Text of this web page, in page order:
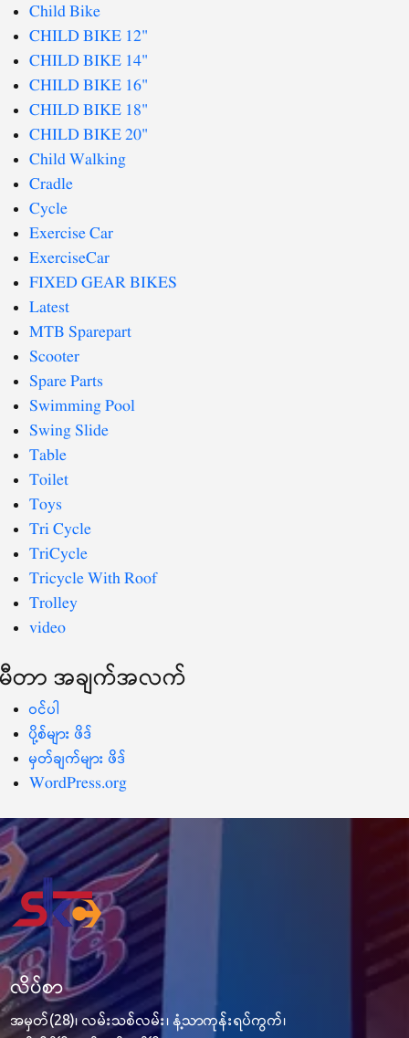
Child Bike
CHILD BIKE 12"
CHILD BIKE 14"
CHILD BIKE 16"
CHILD BIKE 18"
CHILD BIKE 20"
Child Walking
Cradle
Cycle
Exercise Car
ExerciseCar
FIXED GEAR BIKES
Latest
MTB Sparepart
Scooter
Spare Parts
Swimming Pool
Swing Slide
Table
Toilet
Toys
Tri Cycle
TriCycle
Tricycle With Roof
Trolley
video
မီတာ အချက်အလက်
ဝင်ပါ
ပို့စ်များ ဖိဒ်
မှတ်ချက်များ ဖိဒ်
WordPress.org
လိပ်စာ
အမှတ်(28)၊ လမ်းသစ်လမ်း၊ နံ့သာကုန်းရပ်ကွက်၊